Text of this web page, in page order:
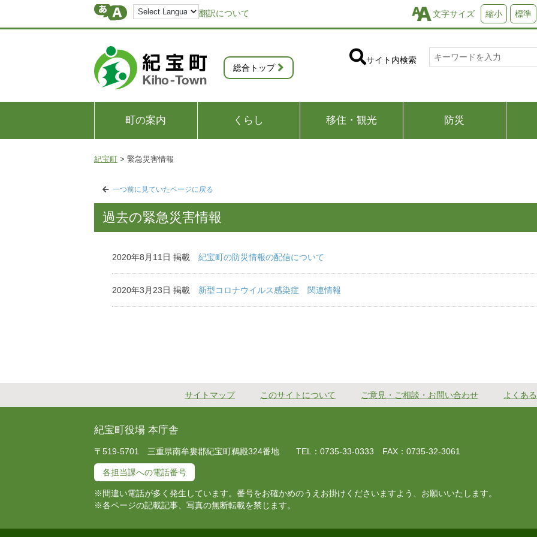
翻訳について 文字サイズ 縮小 標準
総合トップ
サイト内検索
町の案内 くらし 移住・観光 防災
紀宝町 > 緊急災害情報
一つ前に見ていたページに戻る
過去の緊急災害情報
2020年8月11日 掲載 紀宝町の防災情報の配信について
2020年3月23日 掲載 新型コロナウイルス感染症 関連情報
サイトマップ このサイトについて ご意見・ご相談・お問い合わせ よくあ
紀宝町役場 本庁舎
〒519-5701 三重県南牟婁郡紀宝町鵜殿324番地 TEL：0735-33-0333 FAX：0735-32-3061
各担当課への電話番号
※間違い電話が多く発生しています。番号をお確かめのうえお掛けくださいますよう、お願いいたします。
※各ページの記載記事、写真の無断転載を禁じます。